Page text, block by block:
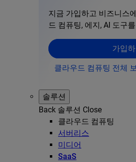
지금 가입하고 비즈니스
드 컴퓨팅, 에지, AI 도구
가입하
클라우드 컴퓨팅 전체 보
솔루션
Back 솔루션 Close
클라우드 컴퓨팅
서버리스
미디어
SaaS